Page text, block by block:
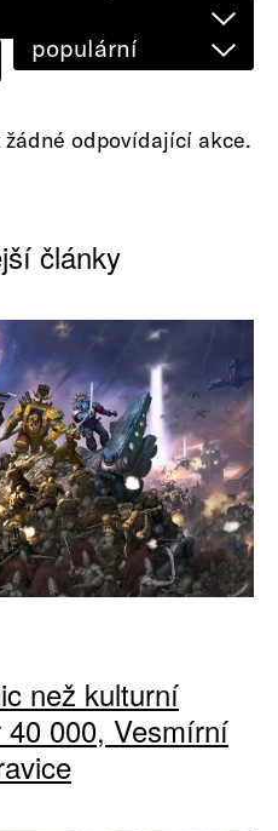
populární
odpovídající akce.
články
než kulturní
000, Vesmírní